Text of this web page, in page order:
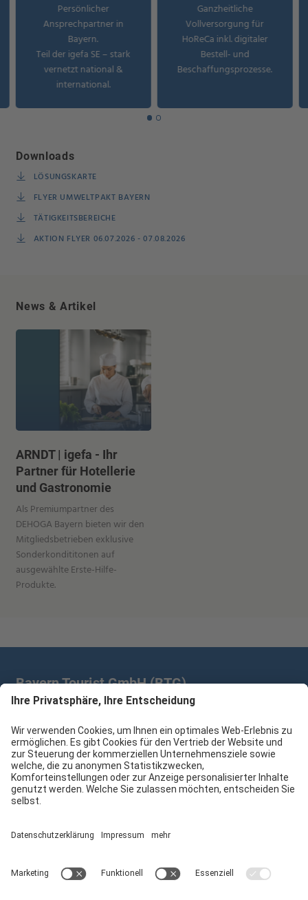
Persönlicher
Ansprechpartner in
Bayern.
Teil der igefa SE – stark
vernetzt national &
international.
Ganzheitliche
Vollversorgung für
HoReCa inkl. digitaler
Bestell- und
Beschaffungsprozesse.
Downloads
LÖSUNGSKARTE
FLYER UMWELTPAKT BAYERN
TÄTIGKEITSBEREICHE
AKTION FLYER 06.07.2026 - 07.08.2026
News & Artikel
ARNDT | igefa - Ihr
Partner für Hotellerie
und Gastronomie
Als Premiumpartner des
DEHOGA Bayern bieten wir den
Mitgliedsbetrieben exklusive
Sonderkondititonen auf
ausgewählte Erste-Hilfe-
Produkte.
Bayern Tourist GmbH (BTG)
Prinz-Ludwig-Palais | Türkenstr. 7 | 80333 München
+49 89/28 760 265
branchenpartner@btg-service.de